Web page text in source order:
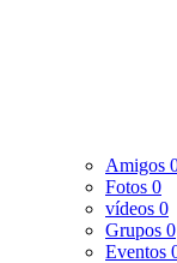
Amigos
Fotos 0
vídeos 0
Grupos 0
Eventos